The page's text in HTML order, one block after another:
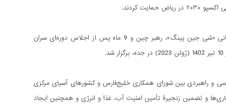
کردند.
ده ماه پس از نشست ریاض و دو ماه پس از اولین اجلاس سران چین و آسیای مرکزی به میزبانی «شی جین پینگ»، رهبر چین و 9 ماه پس از اجلاس دوره‌ای سران
و راهبردی بین شورای همکاری خلیج‌فارس و کشورهای آسیای مرکزی
و تضمین زنجیرۀ تأمین امنیت آب، غذا و انرژی و همچنین ایجاد